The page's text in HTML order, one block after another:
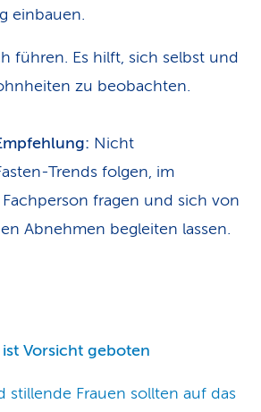
einbauen.
führen. Es hilft, sich selbst und
zu beobachten.
Nicht
Trends folgen, im
fragen und sich von
Abnehmen begleiten lassen.
Vorsicht geboten
stillende Frauen sollten auf das